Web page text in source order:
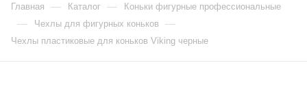
Главная — Каталог — Коньки фигурные профессиональные
— Чехлы для фигурных коньков —
Чехлы пластиковые для коньков Viking черные